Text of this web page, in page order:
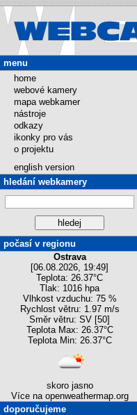
menu
home
webové kamery
mapa webkamer
nástroje
odkazy
ikonky pro vás
o projektu
english version
hledání webkamery
počasí v regionu
Ostrava
[06.08.2026, 19:49]
Teplota: 26.37°C
Tlak: 1016 hpa
Vlhkost vzduchu: 75 %
Rychlost větru: 1.97 m/s
Směr větru: SV [50]
Teplota Max: 26.37°C
Teplota Min: 26.37°C
skoro jasno
Více na openweathermap.org
doporučujeme